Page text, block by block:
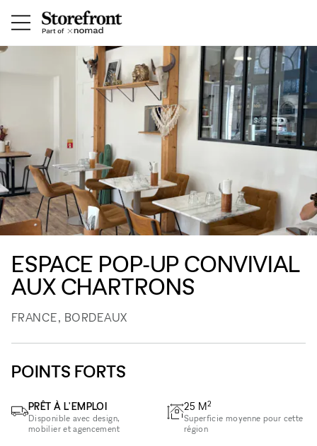
ESPACE POP-UP CONVIVIAL
AUX CHARTRONS
FRANCE, BORDEAUX
POINTS FORTS
PRÊT À L'EMPLOI
Disponible avec design,
mobilier et agencement
25 M2
Superficie moyenne pour cette
région